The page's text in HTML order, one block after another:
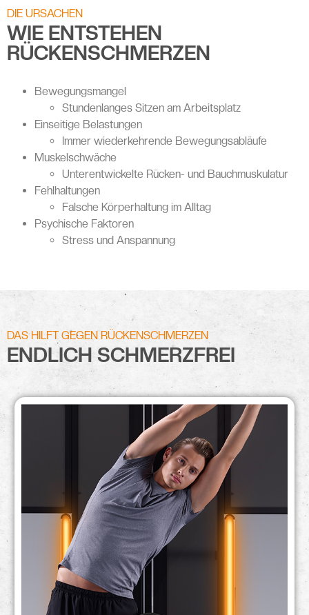
DIE URSACHEN
WIE ENTSTEHEN
RÜCKENSCHMERZEN
Bewegungsmangel
Stundenlanges Sitzen am Arbeitsplatz
Einseitige Belastungen
Immer wiederkehrende Bewegungsabläufe
Muskelschwäche
Unterentwickelte Rücken- und Bauchmuskulatur
Fehlhaltungen
Falsche Körperhaltung im Alltag
Psychische Faktoren
Stress und Anspannung
DAS HILFT GEGEN RÜCKENSCHMERZEN
ENDLICH SCHMERZFREI